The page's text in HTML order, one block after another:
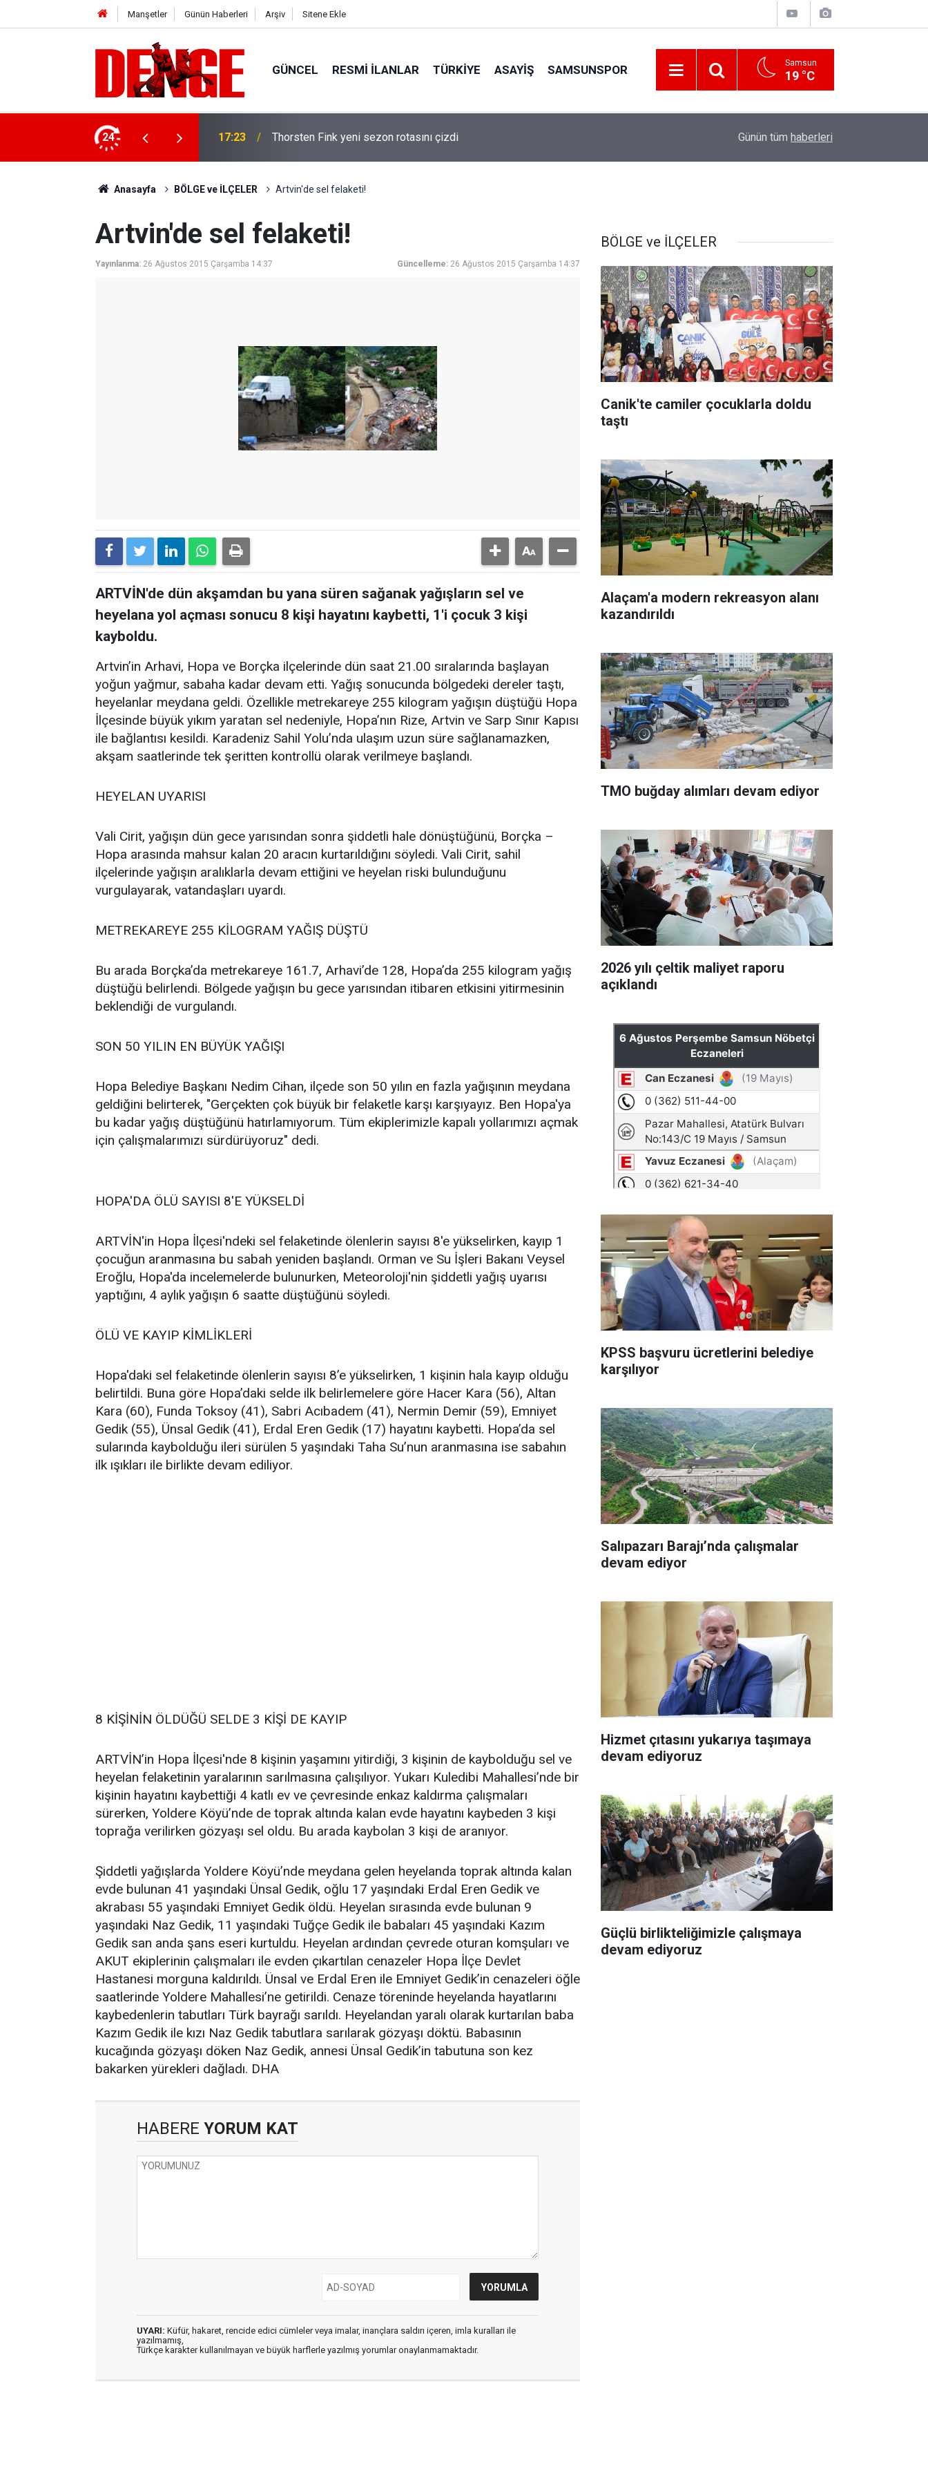
Manşetler Günün Haberleri Arşiv Sitene Ekle
GÜNCEL RESMI İLANLAR TÜRKİYE ASAYİŞ SAMSUNSPOR Samsun
19 °C
24 17:23 Thorsten Fink yeni sezon rotasını çizdi Vatandaşlar evlerinden danışmanlık hizmeti
Günün tüm haberleri
Anasayfa BÖLGE ve İLÇELER Artvin'de sel felaketi!
Artvin'de sel felaketi!
Yayınlanma: 26 Ağustos 2015 Çarşamba 14:37 Güncelleme: 26 Ağustos 2015 Çarşamba 14:37
ARTVİN'de dün akşamdan bu yana süren sağanak yağışların sel ve
heyelana yol açması sonucu 8 kişi hayatını kaybetti, 1'i çocuk 3 kişi
kayboldu.
Artvin’in Arhavi, Hopa ve Borçka ilçelerinde dün saat 21.00 sıralarında başlayan
yoğun yağmur, sabaha kadar devam etti. Yağış sonucunda bölgedeki dereler taştı,
heyelanlar meydana geldi. Özellikle metrekareye 255 kilogram yağışın düştüğü Hopa
İlçesinde büyük yıkım yaratan sel nedeniyle, Hopa’nın Rize, Artvin ve Sarp Sınır Kapısı
ile bağlantısı kesildi. Karadeniz Sahil Yolu’nda ulaşım uzun süre sağlanamazken,
akşam saatlerinde tek şeritten kontrollü olarak verilmeye başlandı.
HEYELAN UYARISI
Vali Cirit, yağışın dün gece yarısından sonra şiddetli hale dönüştüğünü, Borçka –
Hopa arasında mahsur kalan 20 aracın kurtarıldığını söyledi. Vali Cirit, sahil
ilçelerinde yağışın aralıklarla devam ettiğini ve heyelan riski bulunduğunu
vurgulayarak, vatandaşları uyardı.
METREKAREYE 255 KİLOGRAM YAĞIŞ DÜŞTÜ
Bu arada Borçka’da metrekareye 161.7, Arhavi’de 128, Hopa’da 255 kilogram yağış
düştüğü belirlendi. Bölgede yağışın bu gece yarısından itibaren etkisini yitirmesinin
beklendiği de vurgulandı.
SON 50 YILIN EN BÜYÜK YAĞIŞI
Hopa Belediye Başkanı Nedim Cihan, ilçede son 50 yılın en fazla yağışının meydana
geldiğini belirterek, "Gerçekten çok büyük bir felaketle karşı karşıyayız. Ben Hopa'ya
bu kadar yağış düştüğünü hatırlamıyorum. Tüm ekiplerimizle kapalı yollarımızı açmak
için çalışmalarımızı sürdürüyoruz" dedi.
HOPA'DA ÖLÜ SAYISI 8'E YÜKSELDİ
ARTVİN'in Hopa İlçesi'ndeki sel felaketinde ölenlerin sayısı 8'e yükselirken, kayıp 1
çocuğun aranmasına bu sabah yeniden başlandı. Orman ve Su İşleri Bakanı Veysel
Eroğlu, Hopa'da incelemelerde bulunurken, Meteoroloji'nin şiddetli yağış uyarısı
yaptığını, 4 aylık yağışın 6 saatte düştüğünü söyledi.
ÖLÜ VE KAYIP KİMLİKLERİ
Hopa'daki sel felaketinde ölenlerin sayısı 8’e yükselirken, 1 kişinin hala kayıp olduğu
belirtildi. Buna göre Hopa’daki selde ilk belirlemelere göre Hacer Kara (56), Altan
Kara (60), Funda Toksoy (41), Sabri Acıbadem (41), Nermin Demir (59), Emniyet
Gedik (55), Ünsal Gedik (41), Erdal Eren Gedik (17) hayatını kaybetti. Hopa’da sel
sularında kaybolduğu ileri sürülen 5 yaşındaki Taha Su’nun aranmasına ise sabahın
ilk ışıkları ile birlikte devam ediliyor.
8 KİŞİNİN ÖLDÜĞÜ SELDE 3 KİŞİ DE KAYIP
ARTVİN’in Hopa İlçesi'nde 8 kişinin yaşamını yitirdiği, 3 kişinin de kaybolduğu sel ve
heyelan felaketinin yaralarının sarılmasına çalışılıyor. Yukarı Kuledibi Mahallesi’nde bir
kişinin hayatını kaybettiği 4 katlı ev ve çevresinde enkaz kaldırma çalışmaları
sürerken, Yoldere Köyü’nde de toprak altında kalan evde hayatını kaybeden 3 kişi
toprağa verilirken gözyaşı sel oldu. Bu arada kaybolan 3 kişi de aranıyor.
Şiddetli yağışlarda Yoldere Köyü’nde meydana gelen heyelanda toprak altında kalan
evde bulunan 41 yaşındaki Ünsal Gedik, oğlu 17 yaşındaki Erdal Eren Gedik ve
akrabası 55 yaşındaki Emniyet Gedik öldü. Heyelan sırasında evde bulunan 9
yaşındaki Naz Gedik, 11 yaşındaki Tuğçe Gedik ile babaları 45 yaşındaki Kazım
Gedik san anda şans eseri kurtuldu. Heyelan ardından çevrede oturan komşuları ve
AKUT ekiplerinin çalışmaları ile evden çıkartılan cenazeler Hopa İlçe Devlet
Hastanesi morguna kaldırıldı. Ünsal ve Erdal Eren ile Emniyet Gedik’in cenazeleri öğle
saatlerinde Yoldere Mahallesi’ne getirildi. Cenaze töreninde heyelanda hayatlarını
kaybedenlerin tabutları Türk bayrağı sarıldı. Heyelandan yaralı olarak kurtarılan baba
Kazım Gedik ile kızı Naz Gedik tabutlara sarılarak gözyaşı döktü. Babasının
kucağında gözyaşı döken Naz Gedik, annesi Ünsal Gedik’in tabutuna son kez
bakarken yürekleri dağladı. DHA
HABERE YORUM KAT
UYARI: Küfür, hakaret, rencide edici cümleler veya imalar, inançlara saldırı içeren, imla kuralları ile
yazılmamış,
Türkçe karakter kullanılmayan ve büyük harflerle yazılmış yorumlar onaylanmamaktadır.
BÖLGE ve İLÇELER
Canik'te camiler çocuklarla doldu
taştı
Alaçam'a modern rekreasyon alanı
kazandırıldı
TMO buğday alımları devam ediyor
2026 yılı çeltik maliyet raporu
açıklandı
KPSS başvuru ücretlerini belediye
karşılıyor
Salıpazarı Barajı’nda çalışmalar
devam ediyor
Hizmet çıtasını yukarıya taşımaya
devam ediyoruz
Güçlü birlikteliğimizle çalışmaya
devam ediyoruz